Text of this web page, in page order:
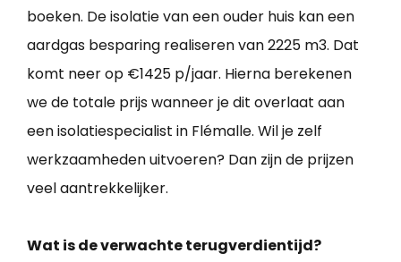
boeken. De isolatie van een ouder huis kan een
aardgas besparing realiseren van 2225 m3. Dat
komt neer op €1425 p/jaar. Hierna berekenen
we de totale prijs wanneer je dit overlaat aan
een isolatiespecialist in Flémalle. Wil je zelf
werkzaamheden uitvoeren? Dan zijn de prijzen
veel aantrekkelijker.
Wat is de verwachte terugverdientijd?